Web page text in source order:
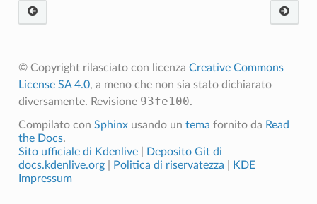
© Copyright rilasciato con licenza Creative Commons
License SA 4.0, a meno che non sia stato dichiarato
diversamente. Revisione 93fe100.
Compilato con Sphinxusando un tema fornito da Read
the Docs.
Sito ufficiale di Kdenlive|
Deposito Git di
docs.kdenlive.org
Politica di riservatezza
KDE
Impressum